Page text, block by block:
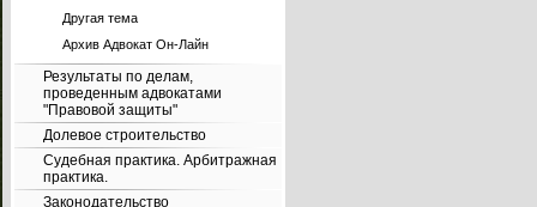
Другая тема
Архив Адвокат Он-Лайн
Результаты по делам,
проведенным адвокатами
"Правовой защиты"
Долевое строительство
Судебная практика. Арбитражная
практика.
Законодательство